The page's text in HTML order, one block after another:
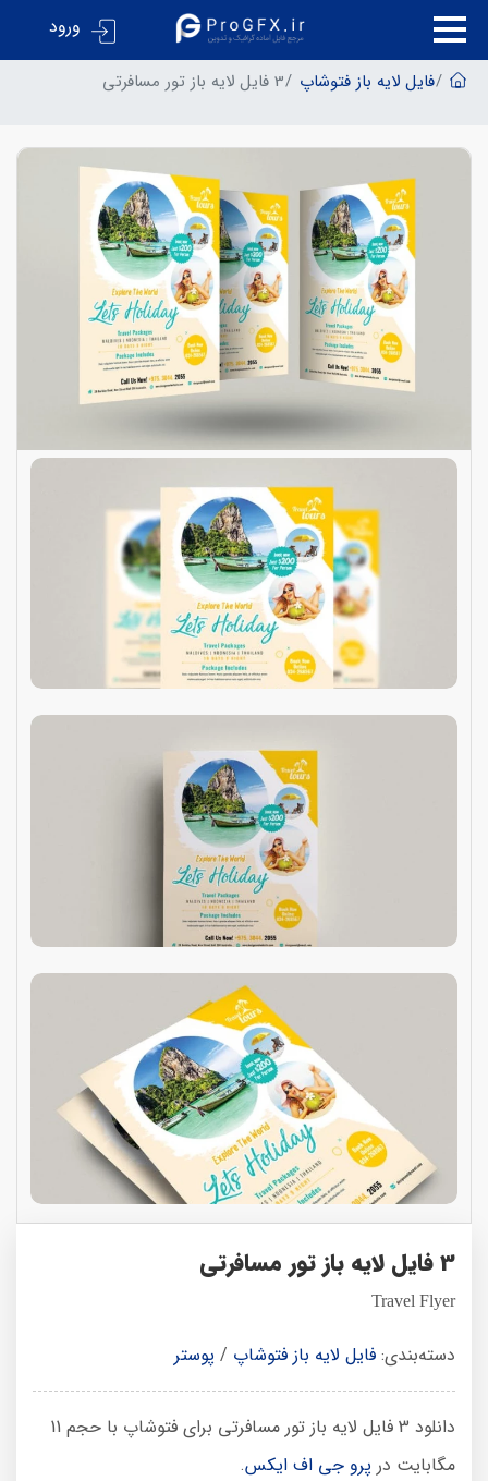
ورود
فایل لایه باز فتوشاپ 3 فایل لایه باز تور مسافرتی
3 فایل لایه باز تور مسافرتی
Travel Flyer
دسته‌بندی: فایل لایه باز فتوشاپ / پوستر
دانلود 3 فایل لایه باز تور مسافرتی برای فتوشاپ با حجم 11
مگابایت در پرو جی اف ایکس.